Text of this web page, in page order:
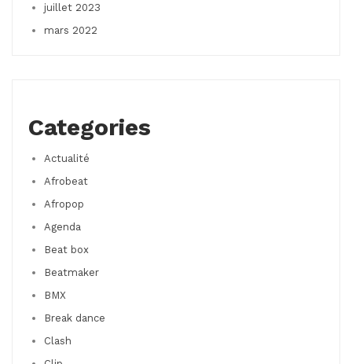
juillet 2023
mars 2022
Categories
Actualité
Afrobeat
Afropop
Agenda
Beat box
Beatmaker
BMX
Break dance
Clash